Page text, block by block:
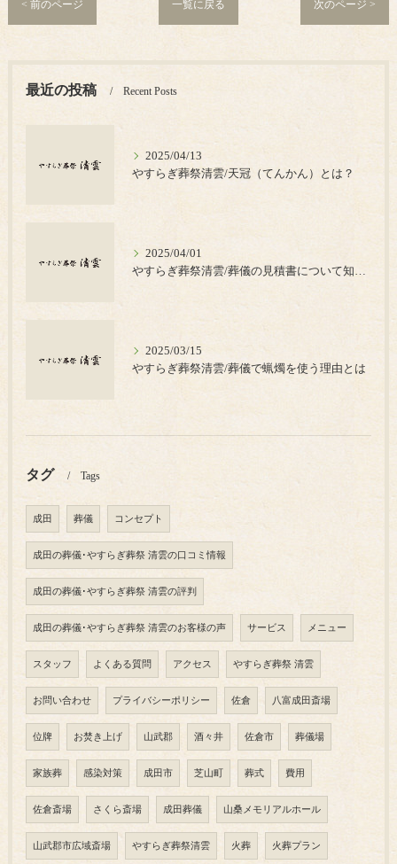
< 前のページ 一覧に戻る 次のページ >
最近の投稿 Recent Posts
2025/04/13
やすらぎ葬祭清雲/天冠（てんかん）とは？
2025/04/01
2025/03/15
やすらぎ葬祭清雲/葬儀で蝋燭を使う理由とは
タグ Tags
成田 葬儀 コンセプト
成田の葬儀･やすらぎ葬祭 清雲の口コミ情報
成田の葬儀･やすらぎ葬祭 清雲の評判
成田の葬儀･やすらぎ葬祭 清雲のお客様の声 サービス メニュー
スタッフ よくある質問 アクセス やすらぎ葬祭 清雲
お問い合わせ プライバシーポリシー 佐倉 八富成田斎場
位牌 お焚き上げ 山武郡 酒々井 佐倉市 葬儀場
家族葬 感染対策 成田市 芝山町 葬式 費用
佐倉斎場 さくら斎場 成田葬儀 山桑メモリアルホール
山武郡市広域斎場 やすらぎ葬祭清雲 火葬 火葬プラン